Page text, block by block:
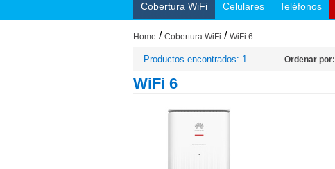
Cobertura WiFi Celulares Teléfonos
Home / Cobertura WiFi / WiFi 6
Productos encontrados: 1 Ordenar por:
WiFi 6